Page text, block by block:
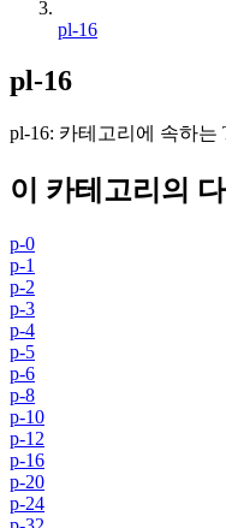
pl-16
pl-16
pl-16: 카테고리에 속하는
이 카테고리의
p-0
p-1
p-2
p-3
p-4
p-5
p-6
p-8
p-10
p-12
p-16
p-20
p-24